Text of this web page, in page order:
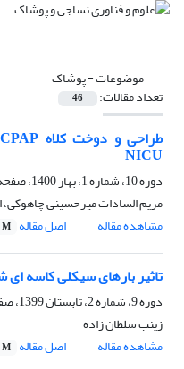
موضوعات =پوشاک
تعداد مقالات: 46
NICU
دوره 10، شماره 1، بهار 1400، صفحه
مریم السادات میرحسینی
مشاهده مقاله
اصل مقاله
تاثیر بارهای سیکلی کاسه
دوره 9، شماره 2، تابستان 1399، صفحه
زینب سلطان زاده
مشاهده مقاله
اصل مقاله